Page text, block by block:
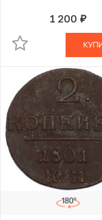
1 200 руб.
В